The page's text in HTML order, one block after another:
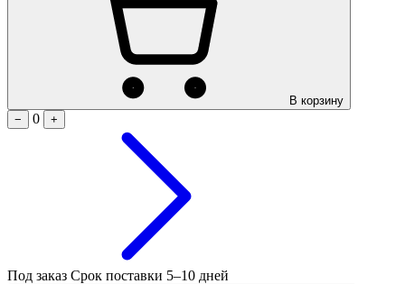
В корзину
−
0 +
Под заказ Срок поставки 5–10 дней